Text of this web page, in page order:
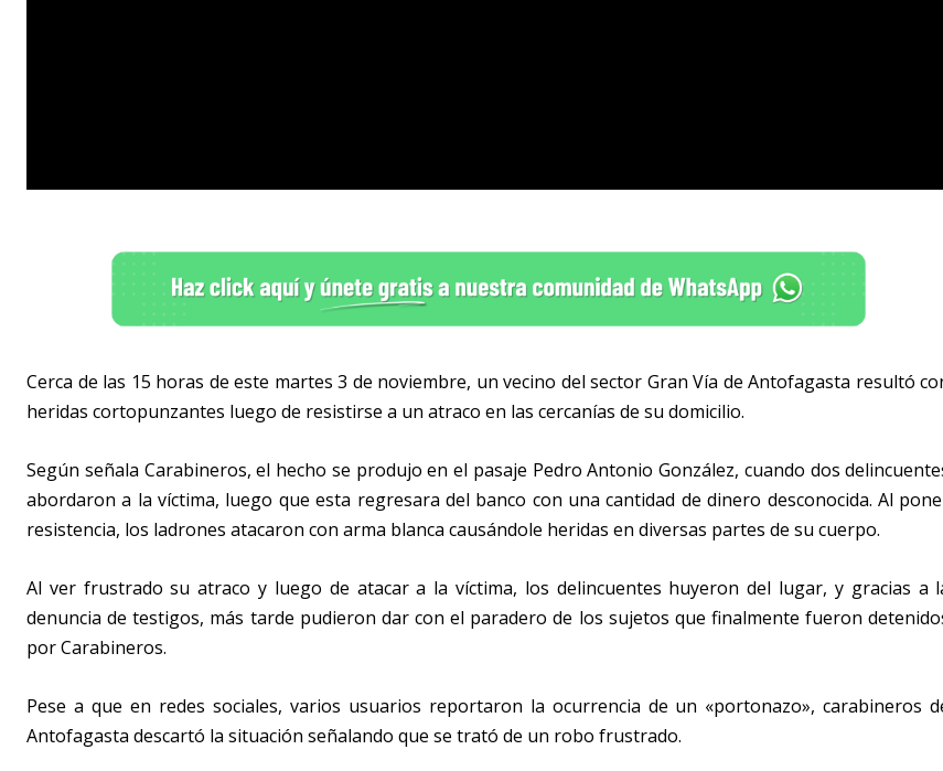
Cerca de las 15 horas de este martes 3 de noviembre, un vecino del sector Gran Vía de Antofagasta resultó
heridas cortopunzantes luego de resistirse a un atraco en las cercanías de su domicilio.
Según señala Carabineros, el hecho se produjo en el pasaje Pedro Antonio González, cuando dos
abordaron a la víctima, luego que esta regresara del banco con una cantidad de dinero desconocida. Al
resistencia, los ladrones atacaron con arma blanca causándole heridas en diversas partes de su cuerpo.
Al ver frustrado su atraco y luego de atacar a la víctima, los delincuentes huyeron del lugar, y gracias a
denuncia de testigos, más tarde pudieron dar con el paradero de los sujetos que finalmente fueron
por Carabineros.
Pese a que en redes sociales, varios usuarios reportaron la ocurrencia de un «portonazo», carabineros
Antofagasta descartó la situación señalando que se trató de un robo frustrado.